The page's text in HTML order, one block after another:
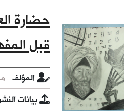
حضارة
قبل
المؤلف
بيانات